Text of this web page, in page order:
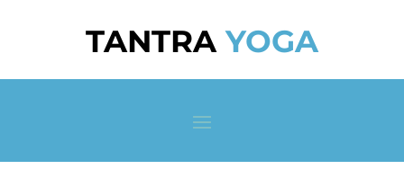
TANTRAYOGA